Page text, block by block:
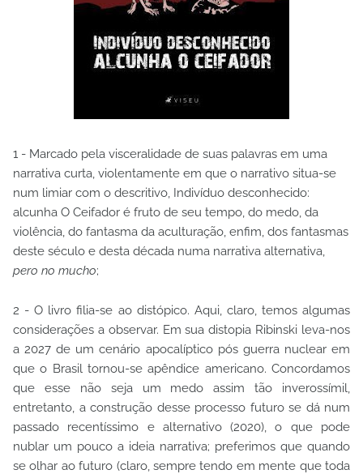
1 - Marcado pela visceralidade de suas palavras em uma
narrativa curta, violentamente em que o narrativo situa-se
num limiar com o descritivo, Indivíduo desconhecido:
alcunha O Ceifador é fruto de seu tempo, do medo, da
violência, do fantasma da aculturação, enfim, dos fantasmas
deste século e desta década numa narrativa alternativa,
pero no mucho;
2 - O livro filia-se ao distópico. Aqui, claro, temos algumas
considerações a observar. Em sua distopia Ribinski leva-nos
a 2027 de um cenário apocalíptico pós guerra nuclear em
que o Brasil tornou-se apêndice americano. Concordamos
que esse não seja um medo assim tão inverossímil,
entretanto, a construção desse processo futuro se dá num
passado recentíssimo e alternativo (2020), o que pode
nublar um pouco a ideia narrativa; preferimos que quando
se olhar ao futuro (claro, sempre tendo em mente que toda